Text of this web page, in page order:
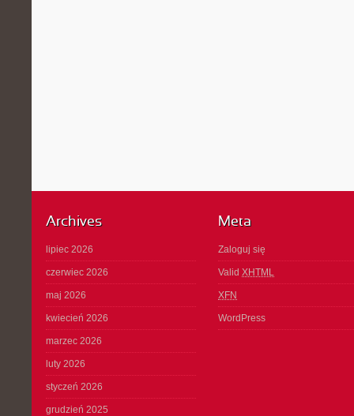
Archives
lipiec 2026
czerwiec 2026
maj 2026
kwiecień 2026
marzec 2026
luty 2026
styczeń 2026
grudzień 2025
Meta
Zaloguj się
Valid XHTML
XFN
WordPress